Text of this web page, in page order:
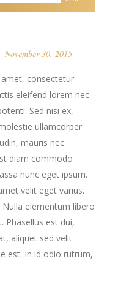
November 30, 2015
consectetur
eleifend lorem nec
Sed nisi ex,
ullamcorper
mauris nec
diam commodo
nunc eget ipsum.
velit eget varius.
Nulla elementum libero
Phasellus est dui,
aliquet sed velit.
est. In id odio rutrum,